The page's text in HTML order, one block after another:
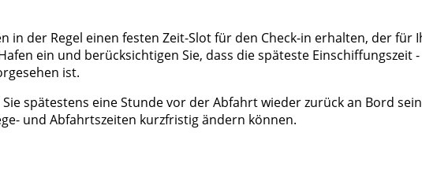
in der Regel einen festen Zeit-Slot für den Check-in erhalten, der
ein und berücksichtigen Sie, dass die späteste Einschiffungszeit
ist.
spätestens eine Stunde vor der Abfahrt wieder zurück an Bord
und Abfahrtszeiten kurzfristig ändern können.